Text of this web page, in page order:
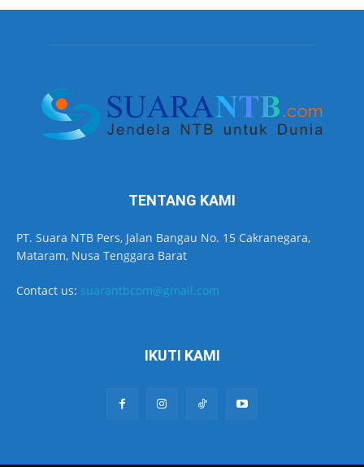
TENTANG KAMI
PT. Suara NTB Pers, Jalan Bangau No. 15 Cakranegara,
Mataram, Nusa Tenggara Barat
Contact us: suarantbcom@gmail.com
IKUTI KAMI